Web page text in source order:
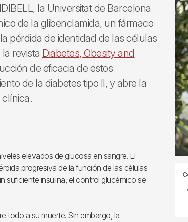
la Universitat de Barcelona
de la glibenclamida, un fármaco
pérdida de identidad de las células
revista Diabetes, Obesity and
de eficacia de estos
de la diabetes tipo II, y abre la
elevados de glucosa en sangre. El
progresiva de la función de las células
suficiente insulina, el control glucémico se
todo a su muerte. Sin embargo, la